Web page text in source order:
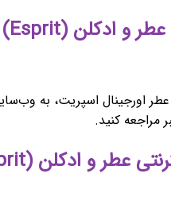
خرید آنلاین عطر و ادکلن (Esprit)
عطر اورجینال اسپریت، به
مراجعه کنید.